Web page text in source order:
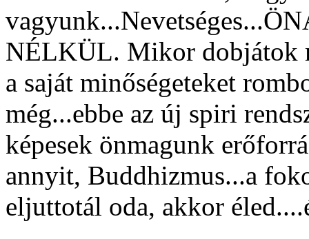
NÉLKÜL. Mikor dobjátok
a saját minőségeteket
még...ebbe az új spiri
képesek önmagunk
annyit, Buddhizmus...a
eljuttotál oda, akkor